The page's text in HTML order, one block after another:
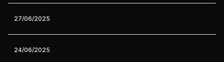
27/06/2025
24/06/2025